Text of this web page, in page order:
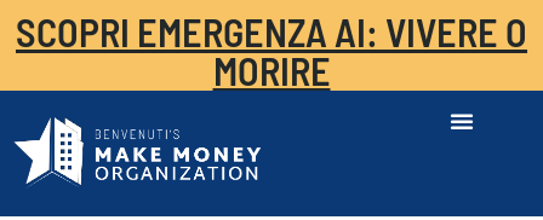
SCOPRI EMERGENZA AI: VIVERE O
MORIRE